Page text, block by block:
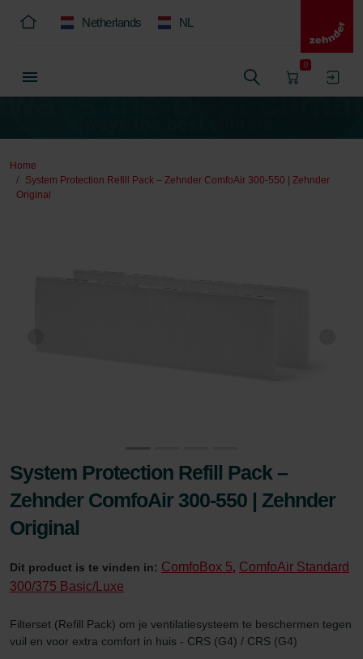
Netherlands NL
0
Home
System Protection Refill Pack – Zehnder ComfoAir 300-550 | Zehnder
Original
System Protection Refill Pack –
Zehnder ComfoAir 300-550 | Zehnder
Original
Dit product is te vinden in: ComfoBox 5, ComfoAir Standard
300/375 Basic/Luxe
Filterset (Refill Pack) om je ventilatiesysteem te beschermen tegen
vuil en voor extra comfort in huis - CRS (G4) / CRS (G4)